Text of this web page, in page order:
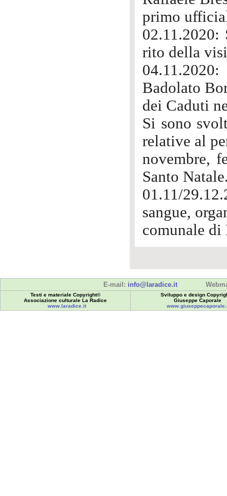
primo
rito della
Badolato
dei Caduti
Si sono
relative al
novembre,
Santo
01.11/
sangue,
comunale di
E-mail: info@laradice.it
Testi e materiale Copyright©
Associazione culturale La Radice
www.laradice.it
Sviluppo e design
Giuseppe Caporale